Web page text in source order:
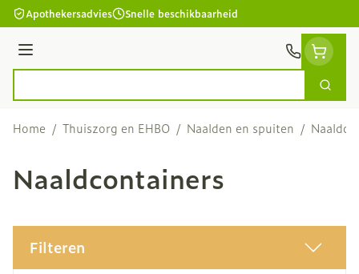
Ga naar de inhoud
Apothekersadvies Snelle beschikbaarheid
Menu
Zoek
Home / Thuiszorg en EHBO / Naalden en spuiten /
Naaldcontainers
Filteren